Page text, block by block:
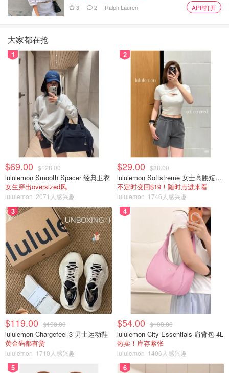
3 2 Ralph Lauren APP打开
大家都在抢
1
$69.00 $128.00
lululemon Smooth Spacer 经典卫衣
女生穿出oversized风
lululemon 2071人感兴趣
2
$29.00 $88.00
lululemon Softstreme 女士高腰短裤 10cm
不定时变回$19！随时点进来看
lululemon 1746人感兴趣
3
$119.00 $198.00
lululemon Chargefeel 3 男士运动鞋
黄金码都有货
lululemon 1710人感兴趣
4
$54.00 $108.00
lululemon City Essentials 肩背包 4L
热卖！库存紧张
lululemon 1406人感兴趣
5 6